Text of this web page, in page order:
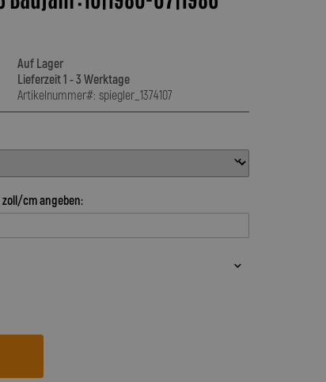
Auf Lager
Lieferzeit 1 - 3 Werktage
Artikelnummer#: spiegler_1374107
cm angeben: